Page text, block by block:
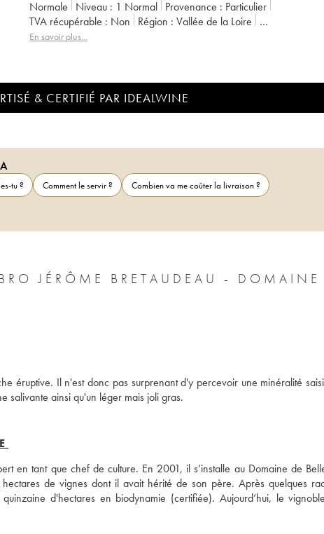
Normale
Niveau : 1 Normal Provenance : particulier
TVA récupérable :
non Région :
Vallée de la Loire
Appellation :
En savoir plus...
& CERTIFIÉ PAR IDEALWINE
tu ? Comment le servir ?
Combien va me coûter la livraison ?
JÉRÔME BRETAUDEAU - DOMAINE
éruptive. Il n'est donc pas surprenant d'y percevoir une minéralité
salivante ainsi qu'un léger mais joli gras.
en tant que chef de culture. En 2001, il s’installe au Domaine de
de vignes dont il avait hérité de son père. Après quelques
d'hectares en biodynamie (certifiée). Aujourd’hui, le